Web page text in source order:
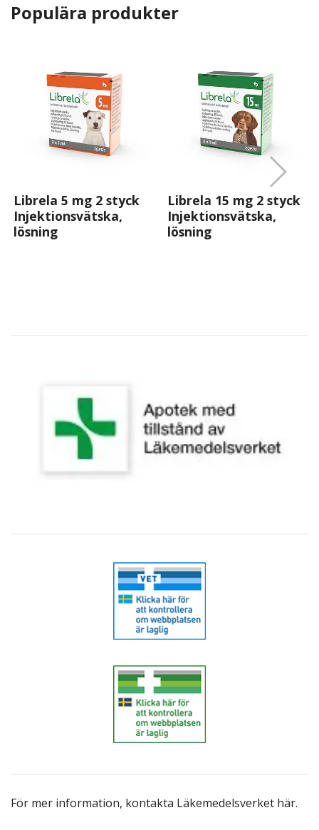
För mer information, kontakta Läkemedelsverket här.
Populära produkter
Librela 5 mg 2 styck
Injektionsvätska,
lösning
Librela 15 mg 2 styck
Injektionsvätska,
lösning